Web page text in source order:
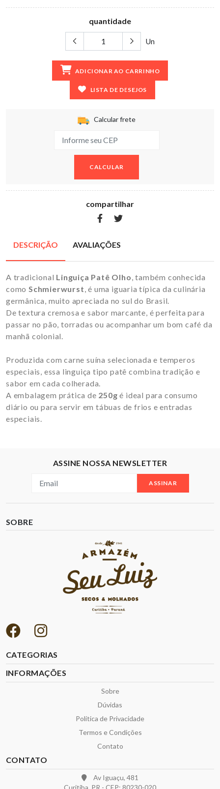
quantidade
Un
ADICIONAR AO CARRINHO
LISTA DE DESEJOS
Calcular frete
CALCULAR
compartilhar
DESCRIÇÃO AVALIAÇÕES
A tradicional Linguiça Patê Olho , também conhecida
como Schmierwurst , é uma iguaria típica da culinária
germânica, muito apreciada no sul do Brasil.
De textura cremosa e sabor marcante, é perfeita para
passar no pão, torradas ou acompanhar um bom café da
manhã colonial.
Produzida com carne suína selecionada e temperos
especiais, essa linguiça tipo patê combina tradição e
sabor em cada colherada.
A embalagem prática de 250g é ideal para consumo
diário ou para servir em tábuas de frios e entradas
especiais.
ASSINE NOSSA NEWSLETTER
ASSINAR
SOBRE
CATEGORIAS
INFORMAÇÕES
Sobre
Dúvidas
Política de Privacidade
Termos e Condições
Contato
CONTATO
Av Iguaçu, 481
Curitiba, PR - CEP: 80230-020